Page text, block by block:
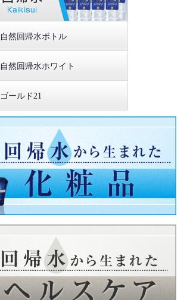
自然回帰水ボトル
自然回帰水ホワイト
ゴールド21